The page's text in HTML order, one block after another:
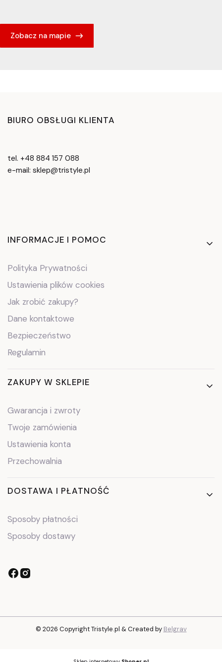
Zobacz na mapie
BIURO OBSŁUGI KLIENTA
tel. +48 884 157 088
e-mail: sklep@tristyle.pl
Linki w stopce
INFORMACJE I POMOC
Polityka Prywatności
Ustawienia plików cookies
Jak zrobić zakupy?
Dane kontaktowe
Bezpieczeństwo
Regulamin
ZAKUPY W SKLEPIE
Gwarancja i zwroty
Twoje zamówienia
Ustawienia konta
Przechowalnia
DOSTAWA I PŁATNOŚĆ
Sposoby płatności
Sposoby dostawy
© 2026 Copyright Tristyle.pl & Created by Belgrav